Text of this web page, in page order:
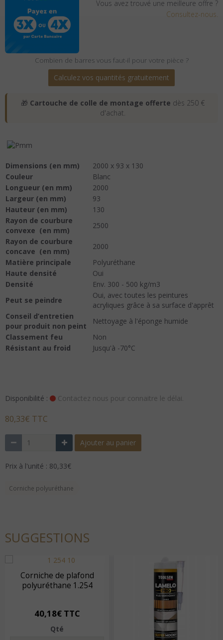
Vous avez trouvé une meilleure offre ?
Consultez-nous.
Combien de barres vous faut-il pour votre pièce ?
Calculez vos quantités gratuitement
🎁 Cartouche de colle de montage offerte dès 250 €
d'achat.
Dimensions (en mm)
2000 x 93 x 130
Couleur
Blanc
Longueur (en mm)
2000
Largeur (en mm)
93
Hauteur (en mm)
130
Rayon de courbure
convexe (en mm)
2500
Rayon de courbure
concave (en mm)
2000
Matière principale
Polyuréthane
Haute densité
Oui
Densité
Env. 300 - 500 kg/m3
Peut se peindre
Oui, avec toutes les peintures
acryliques grâce à sa surface d'apprêt
Conseil d’entretien
pour produit non peint
Nettoyage à l'éponge humide
Classement feu
Non
Résistant au froid
Jusqu'à -70°C
Disponibilité : Contactez nous pour connaitre le délai.
80,33€ TTC
Ajouter au panier
Prix à l'unité : 80,33€
Corniche polyuréthane
SUGGESTIONS
Corniche de plafond
polyuréthane 1.254
40,18€ TTC
Qté